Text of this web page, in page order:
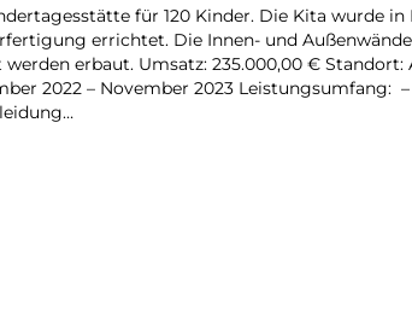
für 120 Kinder. Die Kita wurde
errichtet. Die Innen- und
erbaut. Umsatz: 235.000,00 € Standort:
2022 – November 2023 Leistungsumfang: –